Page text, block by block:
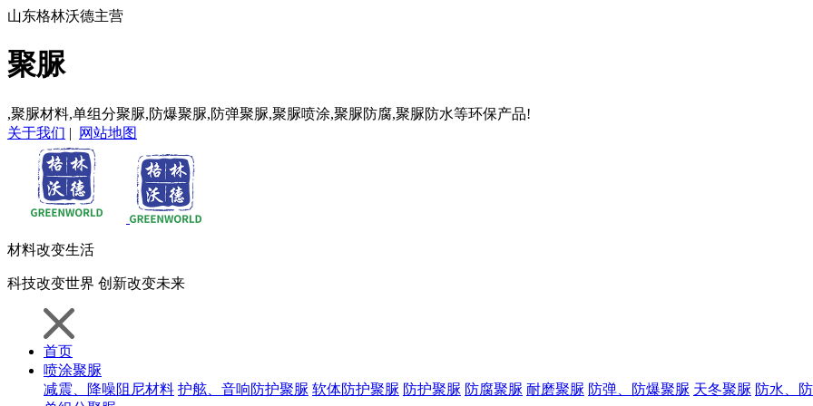
山东格林沃德主营
聚脲
,聚脲材料,单组分聚脲,防爆聚脲,防弹聚脲,聚脲喷涂,聚脲防腐,聚脲防水等环保产品!
关于我们 | 网站地图
材料改变生活
科技改变世界 创新改变未来
首页
喷涂聚脲
减震、降噪阻尼材料 护舷、音响防护聚脲 软体防护聚脲 防护聚脲 防腐聚脲 耐磨聚脲 防弹、防爆聚脲 天冬聚脲 防水、